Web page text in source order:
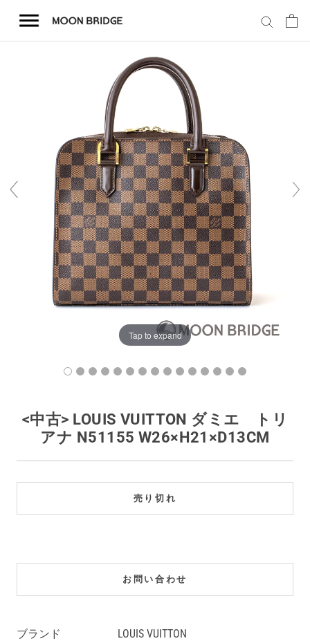
テ
会社概要
事業内容
店舗案内
Tap to expand
<中古> LOUIS VUITTON ダミエ トリ
アナ N51155 W26×H21×D13CM
売り切れ
お問い合わせ
ブランド LOUIS VUITTON